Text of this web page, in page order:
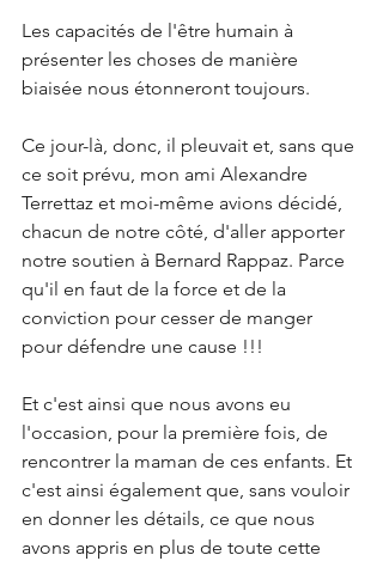
Les capacités de l'être humain à
présenter les choses de manière
biaisée nous étonneront toujours.
Ce jour-là, donc, il pleuvait et, sans que
ce soit prévu, mon ami Alexandre
Terrettaz et moi-même avions décidé,
chacun de notre côté, d'aller apporter
notre soutien à Bernard Rappaz. Parce
qu'il en faut de la force et de la
conviction pour cesser de manger
pour défendre une cause !!!
Et c'est ainsi que nous avons eu
l'occasion, pour la première fois, de
rencontrer la maman de ces enfants. Et
c'est ainsi également que, sans vouloir
en donner les détails, ce que nous
avons appris en plus de toute cette